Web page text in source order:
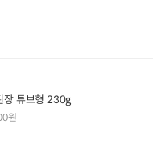
장 튜브형 230g
원